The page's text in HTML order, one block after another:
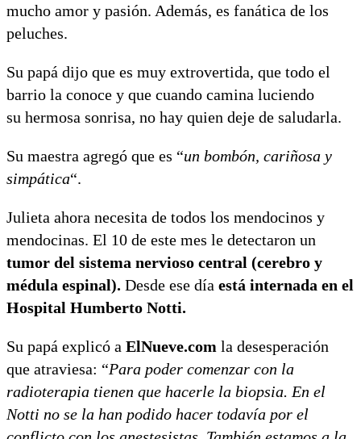
mucho amor y pasión. Además, es fanática de los
peluches.
Su papá dijo que es muy extrovertida, que todo el
barrio la conoce y que cuando camina luciendo
su hermosa sonrisa, no hay quien deje de saludarla.
Su maestra agregó que es “un bombón, cariñosa y
simpática“.
Julieta ahora necesita de todos los mendocinos y
mendocinas. El 10 de este mes le detectaron un
tumor del sistema nervioso central (cerebro y
médula espinal). Desde ese día está internada en el
Hospital Humberto Notti.
Su papá explicó a ElNueve.com la desesperación
que atraviesa: “Para poder comenzar con la
radioterapia tienen que hacerle la biopsia. En el
Notti no se la han podido hacer todavía por el